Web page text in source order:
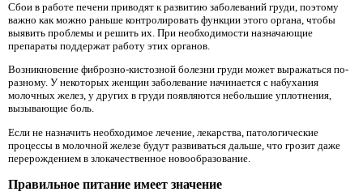
Сбои в работе печени приводят к развитию заболеваний груди, поэтому
важно как можно раньше контролировать функции этого органа, чтобы
выявить проблемы и решить их. При необходимости назначающие
препараты поддержат работу этих органов.
Возникновение фиброзно-кистозной болезни груди может выражаться по-
разному. У некоторых женщин заболевание начинается с набухания
молочных желез, у других в груди появляются небольшие уплотнения,
вызывающие боль.
Если не назначить необходимое лечение, лекарства, патологические
процессы в молочной железе будут развиваться дальше, что грозит даже
перерождением в злокачественное новообразование.
Правильное питание имеет значение